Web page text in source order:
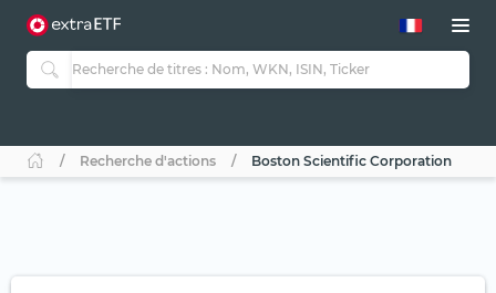
Recherche d'actions Boston Scientific Corporation